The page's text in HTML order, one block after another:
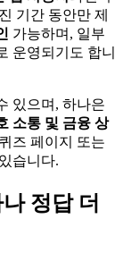
기간 동안만 제
가능하며, 일부
운영되기도 합니
있으며, 하나은
소통 및 금융 상
즈 페이지 또는
습니다.
정답 더